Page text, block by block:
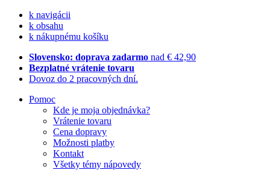
k navigácii
k obsahu
k nákupnému košíku
Slovensko: doprava zadarmo nad € 42,90
Bezplatné vrátenie tovaru
Dovoz do 2 pracovných dní.
Pomoc
Kde je moja objednávka?
Vrátenie tovaru
Cena dopravy
Možnosti platby
Kontakt
Všetky témy nápovedy